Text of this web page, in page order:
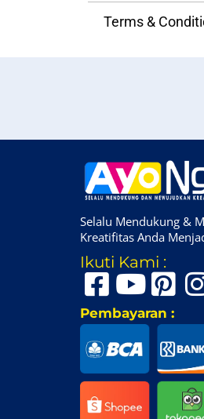
Terms &
Selalu Mendukung &
Kreatifitas Anda
Ikuti Kami :
Pembayaran :